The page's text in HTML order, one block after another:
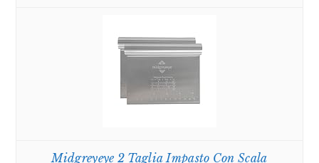
Midgreyeye 2 Taglia Impasto Con Scala